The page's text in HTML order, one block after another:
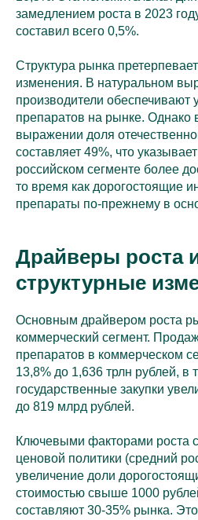
замедлением роста в 2023
составил всего 0,5%.
Структура рынка
изменения. В натуральном
производители обеспечивают
препаратов на рынке. Однако
выражении доля
составляет 49%, что
российском сегменте более
то время как дорогостоящие
препараты по-прежнему в
Драйверы роста
структурные
Основным драйвером роста
коммерческий сегмент.
препаратов в коммерческом
13,8% до 1,636 трлн рублей, в
государственные закупки
до 819 млрд рублей.
Ключевыми факторами роста
ценовой политики (средний
увеличение доли
стоимостью свыше 1000
составляют 30-35% рынка.